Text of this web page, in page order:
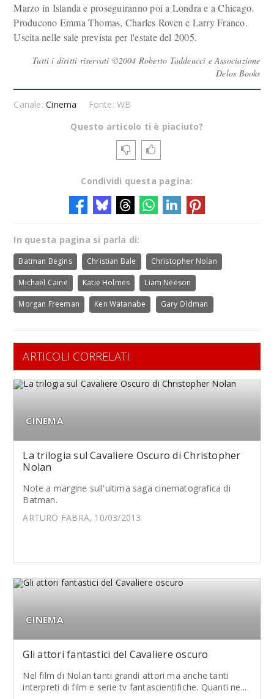
Marzo in Islanda e proseguiranno poi a Londra e a Chicago.
Producono Emma Thomas, Charles Roven e Larry Franco.
Uscita nelle sale prevista per l'estate del 2005.
Tutti i diritti riservati ©2004 Roberto Taddeucci e Associazione
Delos Books
Canale:Cinema
Fonte: WB
Questo articolo ti è piaciuto?
Condividi questa pagina:
In questa pagina si parla di:
Batman Begins Christian Bale Christopher Nolan
Michael Caine Katie Holmes Liam Neeson
Morgan Freeman Ken Watanabe Gary Oldman
ARTICOLI CORRELATI
CINEMA
La trilogia sul Cavaliere Oscuro di Christopher
Nolan
Note a margine sull'ultima saga cinematografica di
Batman.
ARTURO FABRA, 10/03/2013
CINEMA
Gli attori fantastici del Cavaliere oscuro
Nel film di Nolan tanti grandi attori ma anche tanti
interpreti di film e serie tv fantascientifiche. Quanti ne...